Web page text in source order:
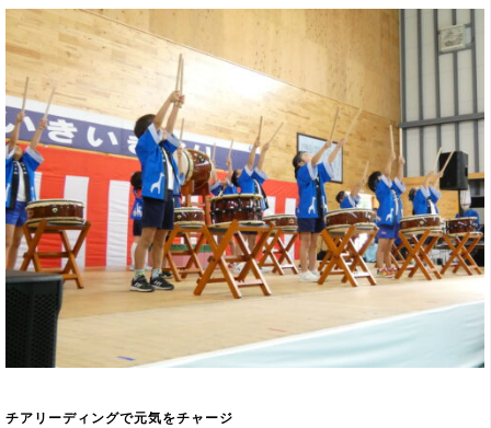
チアリーディングで元気をチャージ